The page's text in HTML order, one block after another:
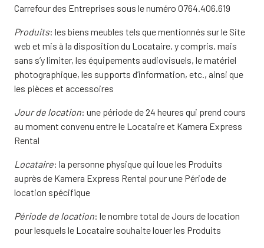
Carrefour des Entreprises sous le numéro 0764.406.619
Produits: les biens meubles tels que mentionnés sur le Site
web et mis à la disposition du Locataire, y compris, mais
sans s’y limiter, les équipements audiovisuels, le matériel
photographique, les supports d’information, etc., ainsi que
les pièces et accessoires
Jour de location: une période de 24 heures qui prend cours
au moment convenu entre le Locataire et Kamera Express
Rental
Locataire: la personne physique qui loue les Produits
auprès de Kamera Express Rental pour une Période de
location spécifique
Période de location: le nombre total de Jours de location
pour lesquels le Locataire souhaite louer les Produits